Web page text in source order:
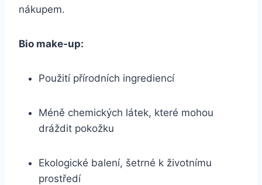
nákupem.
Bio‍ make-up:
Použití‍ přírodních ingrediencí
Méně chemických látek, které mohou
dráždit pokožku
Ekologické balení, šetrné k životnímu
prostředí